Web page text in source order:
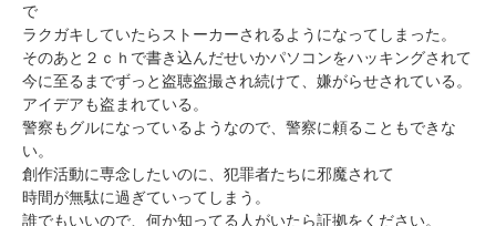
で
ラクガキしていたらストーカーされるようになってしまった。
そのあと２ｃｈで書き込んだせいかパソコンをハッキングされて
今に至るまでずっと盗聴盗撮され続けて、嫌がらせされている。
アイデアも盗まれている。
警察もグルになっているようなので、警察に頼ることもできな
い。
創作活動に専念したいのに、犯罪者たちに邪魔されて
時間が無駄に過ぎていってしまう。
誰でもいいので、何か知ってる人がいたら証拠をください。